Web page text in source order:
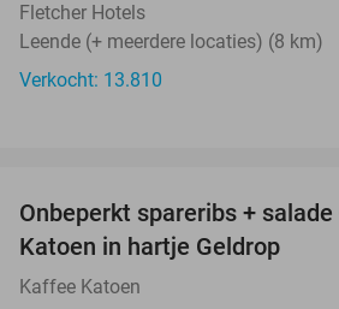
Fletcher Hotels
Leende (+ meerdere locaties) (8 km)
Verkocht: 13.810
Onbeperkt spareribs +
Katoen in hartje Geldrop
Kaffee Katoen